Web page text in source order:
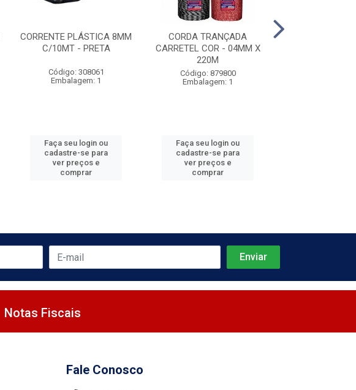
CORRENTE PLÁSTICA 8MM
C/10MT - PRETA
Código: 308061
Embalagem: 1
Faça seu login ou
cadastre-se para
ver preços e
comprar
CORDA TRANÇADA
CARRETEL COR - 04MM X
220M
Código: 879800
Embalagem: 1
Faça seu login ou
cadastre-se para
ver preços e
comprar
Notas Fiscais
Fale Conosco